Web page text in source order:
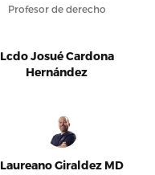
Profesor de derecho
Lcdo Josué Cardona
Hernández
Laureano Giraldez MD